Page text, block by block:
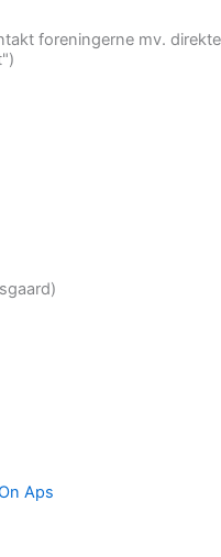
foreningerne mv. direkte
Aps